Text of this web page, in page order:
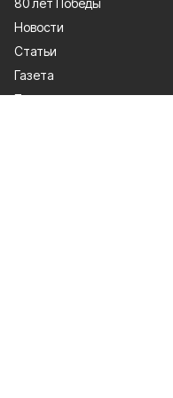
Новости
Статьи
Газета
Политика